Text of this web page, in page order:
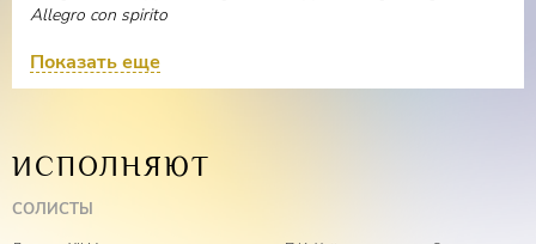
Allegro con spirito
Показать еще
ИСПОЛНЯЮТ
СОЛИСТЫ